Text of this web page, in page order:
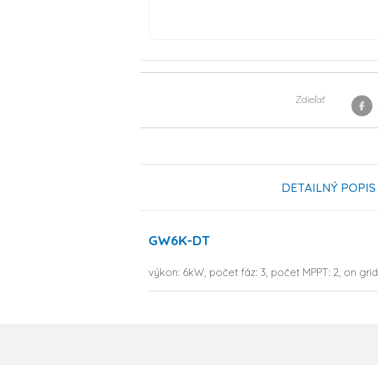
Zdieľať
DETAILNÝ POPIS
GW6K-DT
výkon: 6kW, počet fáz: 3, počet MPPT: 2, on grid